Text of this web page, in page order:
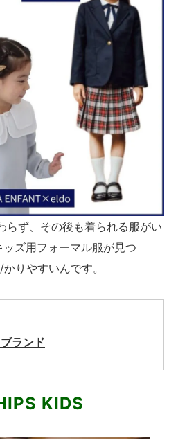
らず、その後も着られる服がい
ズ用フォーマル服が見つ
やすいんです。
ランド
KIDS